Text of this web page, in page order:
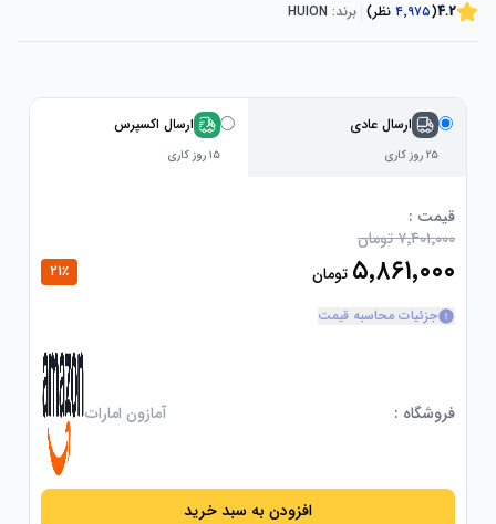
4.2
(۴٬۹۷۵ نظر) برند: HUION
ارسال عادی
۲۵ روز کاری
ارسال اکسپرس
۱۵ روز کاری
قیمت :
۷٬۴۰۱٬۰۰۰ تومان
۵٬۸۶۱٬۰۰۰ تومان 21٪
جزئیات محاسبه قیمت
فروشگاه : آمازون امارات
افزودن به سبد خرید